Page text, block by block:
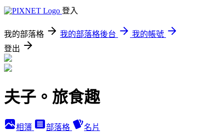
登入
我的部落格 我的部落格後台
我的帳號
登出
夫子。旅食趣
相簿 部落格 名片